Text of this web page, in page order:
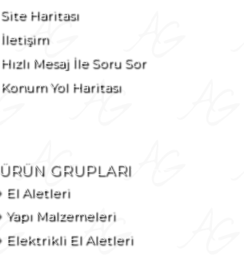
Site Haritası
İletişim
Hızlı Mesaj İle Soru Sor
Konum Yol Haritası
ÜRÜN GRUPLARI
El Aletleri
Yapı Malzemeleri
Elektrikli El Aletleri